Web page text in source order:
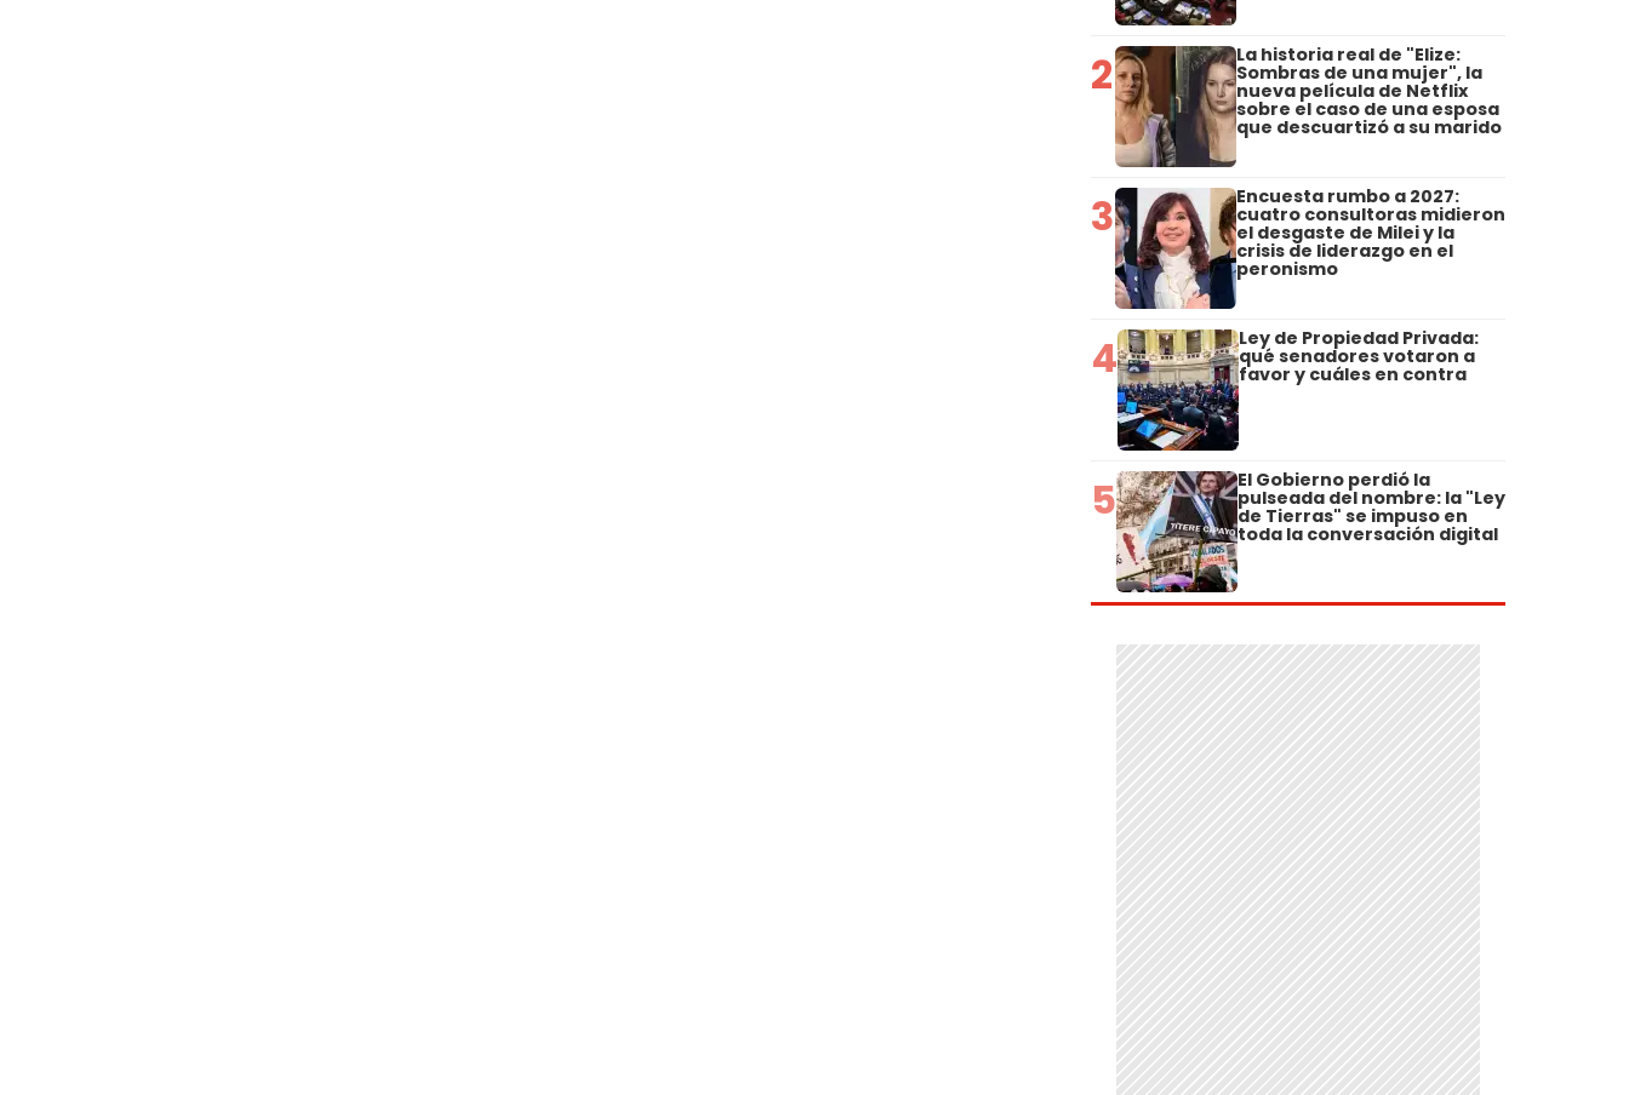
2 La historia real de "Elize:
Sombras de una mujer", la
nueva película de Netflix
sobre el caso de una esposa
que descuartizó a su marido
3 Encuesta rumbo a 2027:
cuatro consultoras midieron
el desgaste de Milei y la
crisis de liderazgo en el
peronismo
4 Ley de Propiedad Privada:
qué senadores votaron a
favor y cuáles en contra
5 El Gobierno perdió la
pulseada del nombre: la "Ley
de Tierras" se impuso en
toda la conversación digital